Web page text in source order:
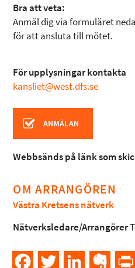
Bra att veta:
Anmäl dig via formuläret
för att ansluta till mötet.
För upplysningar kontakta
kansliet@west.dfs.se
Webbsänds på länk som
OM ARRANGÖREN
Västra Kretsens nätverk
Nätverksledare/Arrangörer
FacebookTwitter LinkedIn